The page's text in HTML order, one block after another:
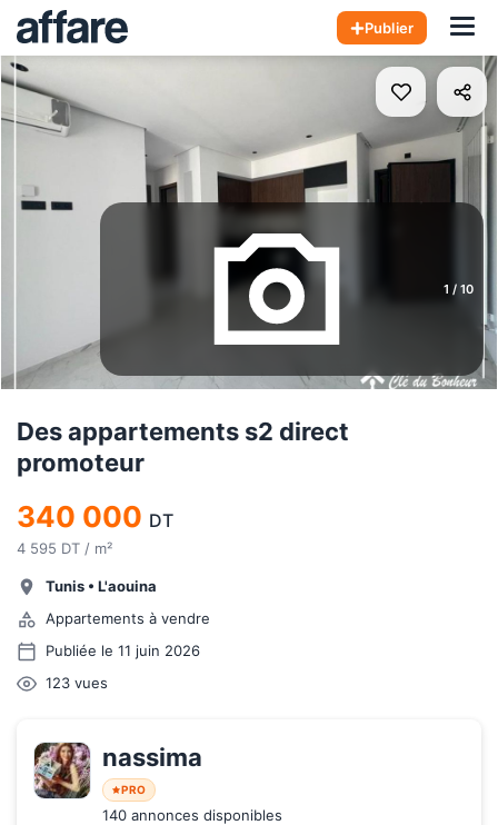
Publier
1 / 10
Des appartements s2 direct
promoteur
340 000 DT
4 595 DT / m²
Tunis • L'aouina
Appartements à vendre
Publiée le 11 juin 2026
123 vues
nassima
PRO
140 annonces disponibles